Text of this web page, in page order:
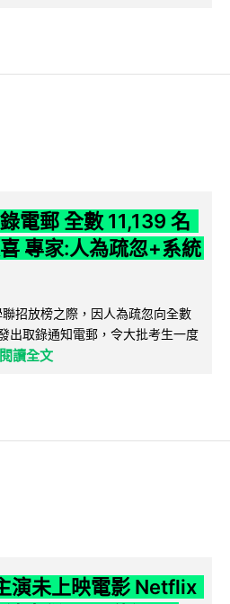
電郵 全數 11,139 名
專家:人為疏忽+系統
招放榜之際，因人為疏忽向全數
出取錄通知電郵，令大批考生一度
閱讀全文
演未上映電影 Netflix